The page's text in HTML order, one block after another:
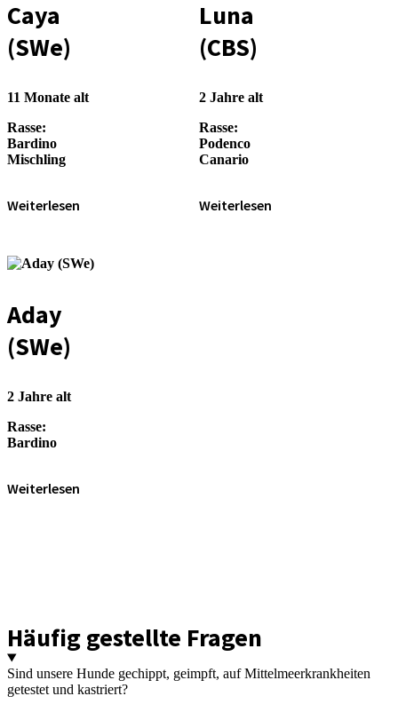
Caya
(SWe)
11 Monate alt
Rasse:
Bardino
Mischling
Weiterlesen
Luna
(CBS)
2 Jahre alt
Rasse:
Podenco
Canario
Weiterlesen
Aday
(SWe)
2 Jahre alt
Rasse:
Bardino
Weiterlesen
Häufig gestellte Fragen
Sind unsere Hunde gechippt, geimpft, auf Mittelmeerkrankheiten
getestet und kastriert?